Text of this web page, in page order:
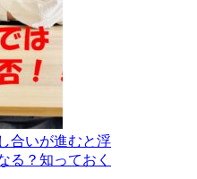
合いが進むと浮
る？知っておく